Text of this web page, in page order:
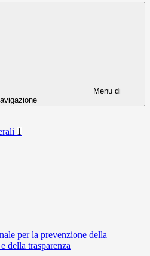
Menu di
1
per la prevenzione della
della trasparenza